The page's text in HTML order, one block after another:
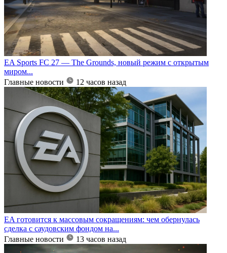
EA Sports FC 27 — The Grounds, новый режим с открытым
миром...
Главные новости
12 часов назад
EA готовится к массовым сокращениям: чем обернулась
сделка с саудовским фондом на...
Главные новости
13 часов назад